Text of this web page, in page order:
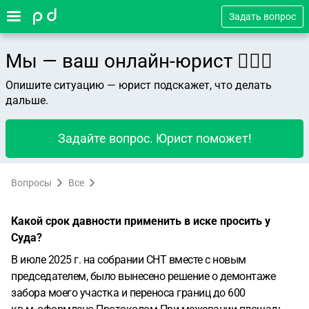
Задать вопрос
Мы — ваш онлайн-юрист 👨🏻‍⚖️
Опишите ситуацию — юрист подскажет, что делать
дальше.
Задайте вопрос. Юрист поможет!
Вопросы Все
Какой срок давности применить в иске просить у
Суда?
В июле 2025 г. на собрании СНТ вместе с новым
председателем, было вынесено решение о демонтаже
забора моего участка и переноса границ до 600